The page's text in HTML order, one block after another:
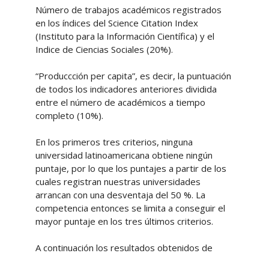
Número de trabajos académicos registrados
en los índices del Science Citation Index
(Instituto para la Información Científica) y el
Indice de Ciencias Sociales (20%).
“Produccción per capita”, es decir, la puntuación
de todos los indicadores anteriores dividida
entre el número de académicos a tiempo
completo (10%).
En los primeros tres criterios, ninguna
universidad latinoamericana obtiene ningún
puntaje, por lo que los puntajes a partir de los
cuales registran nuestras universidades
arrancan con una desventaja del 50 %. La
competencia entonces se limita a conseguir el
mayor puntaje en los tres últimos criterios.
A continuación los resultados obtenidos de